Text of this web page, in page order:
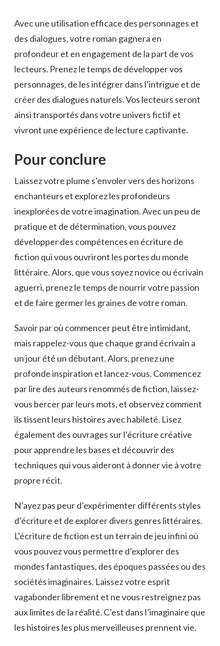
Avec une utilisation efficace des personnages et
des dialogues, votre ‍roman gagnera en
profondeur et​ en engagement ⁣de la part de vos
lecteurs. Prenez le‌ temps de développer vos
personnages, de les intégrer ⁢dans l’intrigue et de
créer des dialogues naturels. Vos lecteurs seront
ainsi ⁣transportés dans⁢ votre univers fictif ⁢et
vivront une expérience de lecture captivante.
Pour​ conclure
Laissez votre plume s’envoler vers des ⁣horizons
enchanteurs et explorez les profondeurs
inexplorées de votre imagination. Avec un peu de
pratique et de ‍détermination, vous pouvez
développer des compétences⁣ en écriture de
fiction qui vous ouvriront les portes du monde
littéraire. Alors, que vous soyez novice ou écrivain
aguerri,‍ prenez le temps de nourrir votre⁤ passion
et de faire ‍germer ⁣les graines de votre roman.
Savoir par où commencer peut être intimidant,⁢
mais rappelez-vous que chaque ‍grand écrivain a
un ‍jour été un débutant. Alors, prenez une ​
profonde inspiration‍ et lancez-vous. Commencez
par lire⁢ des auteurs renommés de fiction, laissez-
vous bercer par leurs⁣ mots, ⁤et observez comment
‌ils tissent leurs histoires avec habileté. ​Lisez
également des⁢ ouvrages sur l’écriture créative
pour ‍apprendre ​les bases et découvrir des
techniques qui vous aideront à donner vie⁤ à votre
‍propre récit.
N’ayez pas peur d’expérimenter différents ‍styles
d’écriture et de ⁢explorer divers genres littéraires.​
L’écriture‍ de fiction est un‍ terrain de‌ jeu infini ⁣où
vous pouvez vous ⁣permettre ‌d’explorer des
mondes fantastiques, des époques passées ou des
sociétés ⁤imaginaires. Laissez votre esprit
vagabonder librement et ne vous restreignez pas⁤
aux limites de la réalité. C’est ⁢dans l’imaginaire⁤ que
les ‌histoires les plus merveilleuses prennent vie.